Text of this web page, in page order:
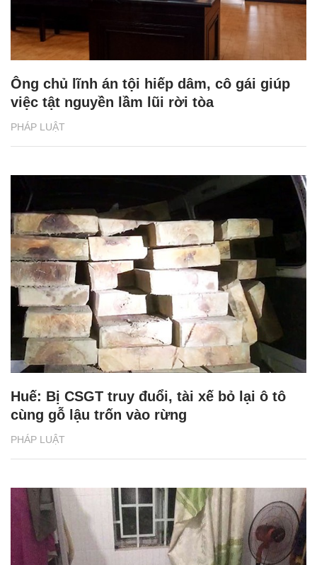
PHÁP LUẬT
Ông chủ lĩnh án tội hiếp dâm, cô gái giúp
việc tật nguyền lầm lũi rời tòa
PHÁP LUẬT
Huế: Bị CSGT truy đuổi, tài xế bỏ lại ô tô
cùng gỗ lậu trốn vào rừng